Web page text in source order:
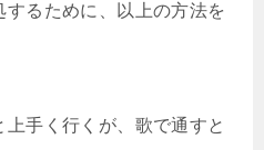
るために、以上の方法を
手く行くが、歌で通すと